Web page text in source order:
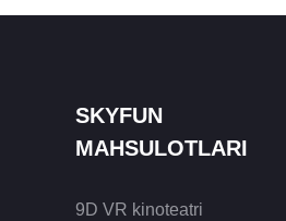
SKYFUN
MAHSULOTLARI
9D VR kinoteatri